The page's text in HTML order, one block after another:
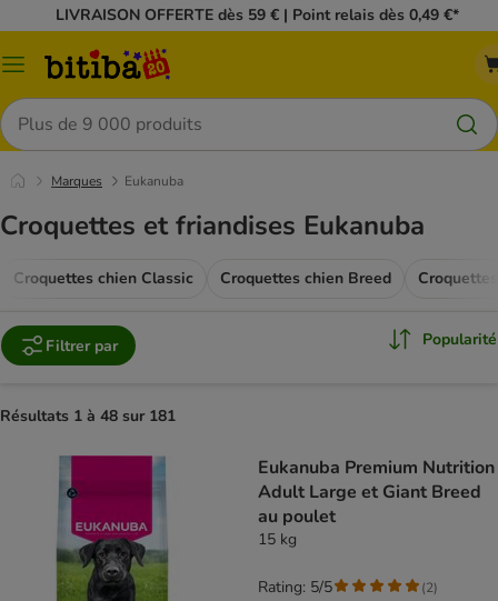
LIVRAISON OFFERTE dès 59 € | Point relais dès 0,49 €*
Menu
Rechercher
Marques Eukanuba
Croquettes et friandises Eukanuba
Croquettes chien Classic Croquettes chien Breed
Filtrer par Popularité
Résultats 1 à 48 sur 181
Eukanuba Premium Nutrition
Adult Large et Giant Breed
au poulet
15 kg
Rating: 5/5 (2)